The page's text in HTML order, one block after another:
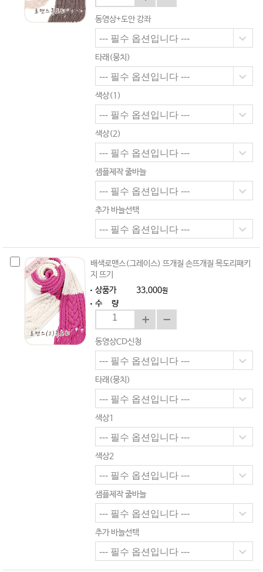
동영상+도안 강좌
타래(뭉치)
색상(1)
색상(2)
샘플제작 줄바늘
추가 바늘선택
배색로맨스(그레이스) 뜨개질 손뜨개질 목도리패키
지 뜨기
상품가
33,000원
수 량
동영상CD신청
타래(뭉치)
색상1
색상2
샘플제작 줄바늘
추가 바늘선택